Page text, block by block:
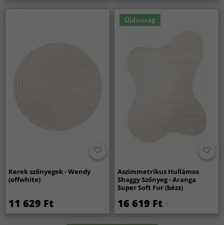
Kerek szőnyegek - Wendy
(offwhite)
11 629 Ft
Újdonság
Aszimmetrikus Hullámos
Shaggy Szőnyeg - Aranga
Super Soft Fur (bézs)
16 619 Ft